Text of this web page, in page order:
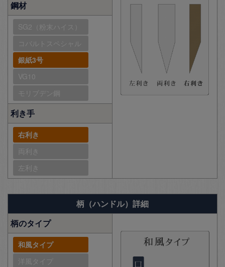
鋼材
SG2（粉末ハイス）
コバルトスペシャル
銀紙3号
VG10
モリブデン鋼
利き手
右利き
両利き
左利き
柄（ハンドル）詳細
柄のタイプ
和風タイプ
洋風タイプ